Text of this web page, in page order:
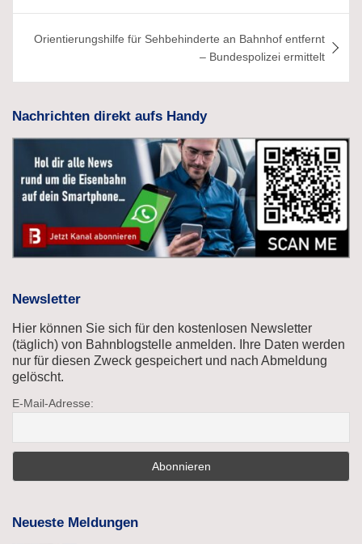
Orientierungshilfe für Sehbehinderte an Bahnhof entfernt
– Bundespolizei ermittelt
Nachrichten direkt aufs Handy
Newsletter
Hier können Sie sich für den kostenlosen Newsletter
(täglich) von Bahnblogstelle anmelden. Ihre Daten werden
nur für diesen Zweck gespeichert und nach Abmeldung
gelöscht.
E-Mail-Adresse:
Neueste Meldungen